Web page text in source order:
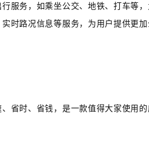
服务，如乘坐公交、地铁、打车等
时路况信息等服务，为用户提供更加
省时、省钱，是一款值得大家使用